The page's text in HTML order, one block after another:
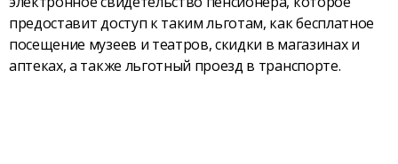
предоставит доступ к таким льготам, как бесплатное
посещение музеев и театров, скидки в магазинах и
аптеках, а также льготный проезд в транспорте.